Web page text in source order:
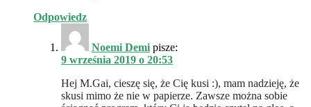
Odpowiedz
Noemi Demi pisze:
9 września 2019 o 20:53
Hej M.Gai, cieszę się, że Cię kusi :), mam nadzieję, że
skusi mimo że nie w papierze. Zawsze można sobie